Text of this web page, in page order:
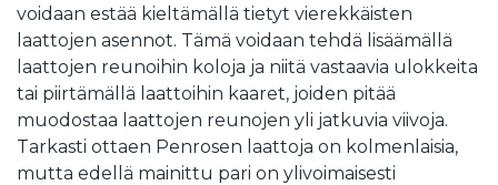
voidaan estää kieltämällä tietyt vierekkäisten
laattojen asennot. Tämä voidaan tehdä lisäämällä
laattojen reunoihin koloja ja niitä vastaavia ulokkeita
tai piirtämällä laattoihin kaaret, joiden pitää
muodostaa laattojen reunojen yli jatkuvia viivoja.
Tarkasti ottaen Penrosen laattoja on kolmenlaisia,
mutta edellä mainittu pari on ylivoimaisesti